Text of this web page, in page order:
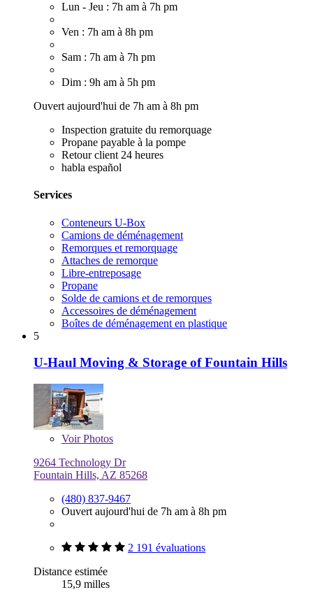
Lun - Jeu : 7h am à 7h pm
Ven : 7h am à 8h pm
Sam : 7h am à 7h pm
Dim : 9h am à 5h pm
Ouvert aujourd'hui de 7h am à 8h pm
Inspection gratuite du remorquage
Propane payable à la pompe
Retour client 24 heures
habla español
Services
Conteneurs U-Box
Camions de déménagement
Remorques et remorquage
Attaches de remorque
Libre-entreposage
Propane
Solde de camions et de remorques
Accessoires de déménagement
Boîtes de déménagement en plastique
5
U-Haul Moving & Storage of Fountain Hills
VoirPhotos
9264 Technology Dr
Fountain Hills, AZ 85268
(480) 837-9467
Ouvert aujourd'hui de 7h am à 8h pm
2 191 évaluations
Distance estimée
15,9 milles